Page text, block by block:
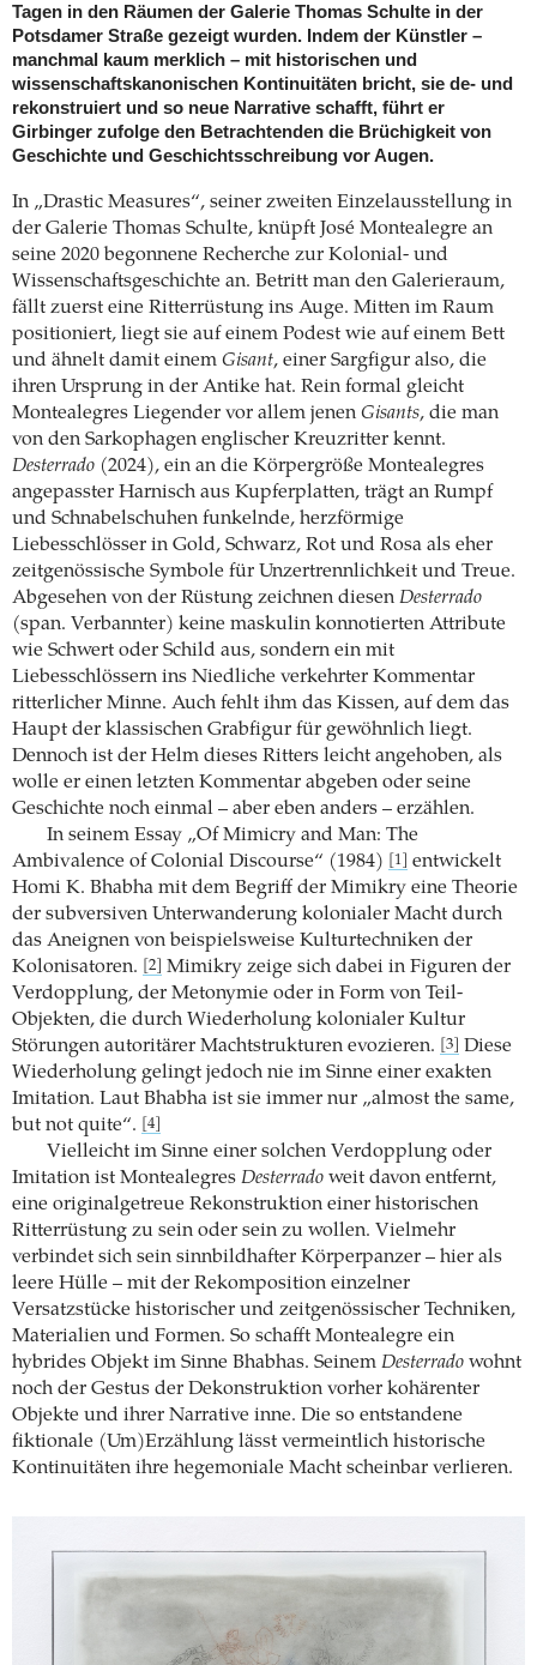
Tagen in den Räumen der Galerie Thomas Schulte in der
Potsdamer Straße gezeigt wurden. Indem der Künstler –
manchmal kaum merklich – mit historischen und
wissenschaftskanonischen Kontinuitäten bricht, sie de- und
rekonstruiert und so neue Narrative schafft, führt er
Girbinger zufolge den Betrachtenden die Brüchigkeit von
Geschichte und Geschichtsschreibung vor Augen.
In „Drastic Measures“, seiner zweiten Einzelausstellung in
der Galerie Thomas Schulte, knüpft José Montealegre an
seine 2020 begonnene Recherche zur Kolonial- und
Wissenschaftsgeschichte an. Betritt man den Galerieraum,
fällt zuerst eine Ritterrüstung ins Auge. Mitten im Raum
positioniert, liegt sie auf einem Podest wie auf einem Bett
und ähnelt damit einem Gisant, einer Sargfigur also, die
ihren Ursprung in der Antike hat. Rein formal gleicht
Montealegres Liegender vor allem jenen Gisants, die man
von den Sarkophagen englischer Kreuzritter kennt.
Desterrado (2024), ein an die Körpergröße Montealegres
angepasster Harnisch aus Kupferplatten, trägt an Rumpf
und Schnabelschuhen funkelnde, herzförmige
Liebesschlösser in Gold, Schwarz, Rot und Rosa als eher
zeitgenössische Symbole für Unzertrennlichkeit und Treue.
Abgesehen von der Rüstung zeichnen diesen Desterrado
(span. Verbannter) keine maskulin konnotierten Attribute
wie Schwert oder Schild aus, sondern ein mit
Liebesschlössern ins Niedliche verkehrter Kommentar
ritterlicher Minne. Auch fehlt ihm das Kissen, auf dem das
Haupt der klassischen Grabfigur für gewöhnlich liegt.
Dennoch ist der Helm dieses Ritters leicht angehoben, als
wolle er einen letzten Kommentar abgeben oder seine
Geschichte noch einmal – aber eben anders – erzählen.
In seinem Essay „Of Mimicry and Man: The
Ambivalence of Colonial Discourse“ (1984)
[1]
entwickelt
Homi K. Bhabha mit dem Begriff der Mimikry eine Theorie
der subversiven Unterwanderung kolonialer Macht durch
das Aneignen von beispielsweise Kulturtechniken der
Kolonisatoren.
[2]
Mimikry zeige sich dabei in Figuren der
Verdopplung, der Metonymie oder in Form von Teil-
Objekten, die durch Wiederholung kolonialer Kultur
Störungen autoritärer Machtstrukturen evozieren.
[3]
Diese
Wiederholung gelingt jedoch nie im Sinne einer exakten
Imitation. Laut Bhabha ist sie immer nur „almost the same,
but not quite“.
[4]
Vielleicht im Sinne einer solchen Verdopplung oder
Imitation ist Montealegres Desterrado weit davon entfernt,
eine originalgetreue Rekonstruktion einer historischen
Ritterrüstung zu sein oder sein zu wollen. Vielmehr
verbindet sich sein sinnbildhafter Körperpanzer – hier als
leere Hülle – mit der Rekomposition einzelner
Versatzstücke historischer und zeitgenössischer Techniken,
Materialien und Formen. So schafft Montealegre ein
hybrides Objekt im Sinne Bhabhas. Seinem Desterrado wohnt
noch der Gestus der Dekonstruktion vorher kohärenter
Objekte und ihrer Narrative inne. Die so entstandene
fiktionale (Um)Erzählung lässt vermeintlich historische
Kontinuitäten ihre hegemoniale Macht scheinbar verlieren.